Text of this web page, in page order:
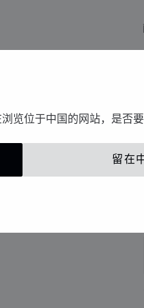
览位于中国的网站，是否要
留在